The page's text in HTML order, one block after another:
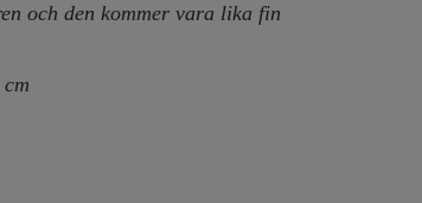
och den kommer vara lika fin